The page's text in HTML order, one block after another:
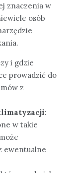
znaczenia w
osób
i gdzie
prowadzić do
z
:
w takie
ewentualne